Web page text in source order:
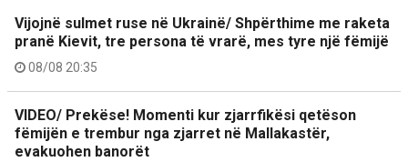
Vijojnë sulmet ruse në Ukrainë/ Shpërthime me raketa
pranë Kievit, tre persona të vrarë, mes tyre një fëmijë
08/08 20:35
VIDEO/ Prekëse! Momenti kur zjarrfikësi qetëson
fëmijën e trembur nga zjarret në Mallakastër,
evakuohen banorët